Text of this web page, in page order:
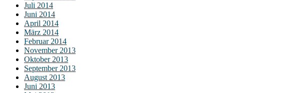
Juli 2014
Juni 2014
April 2014
März 2014
Februar 2014
November 2013
Oktober 2013
September 2013
August 2013
Juni 2013